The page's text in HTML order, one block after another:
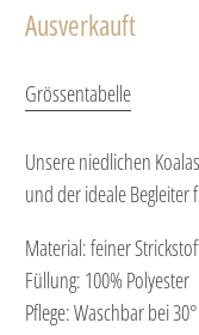
Ausverkauft
Grössentabelle
Unsere niedlichen
und der ideale Begleiter
Material: feiner
Füllung: 100% Polyester
Pflege: Waschbar bei 30°